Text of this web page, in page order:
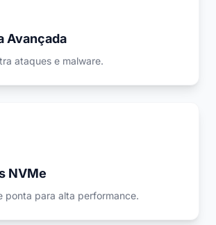
Avançada
ataques e malware.
NVMe
ponta para alta performance.